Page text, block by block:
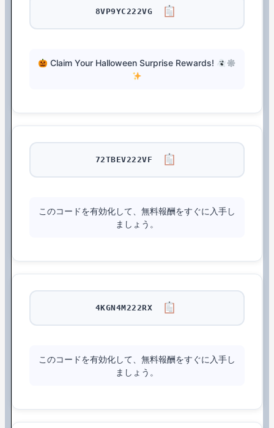
8VP9YC222VG
Claim Your Halloween Surprise Rewards!
72TBEV222VF
このコードを有効化して、無料報酬をすぐに入手し
ましょう。
4KGN4M222RX
このコードを有効化して、無料報酬をすぐに入手し
ましょう。